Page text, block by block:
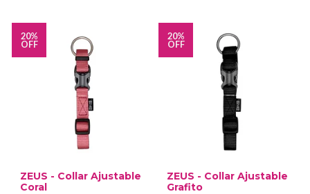
20%
OFF
ZEUS - Collar Ajustable
Coral
20%
OFF
ZEUS - Collar Ajustable
Grafito